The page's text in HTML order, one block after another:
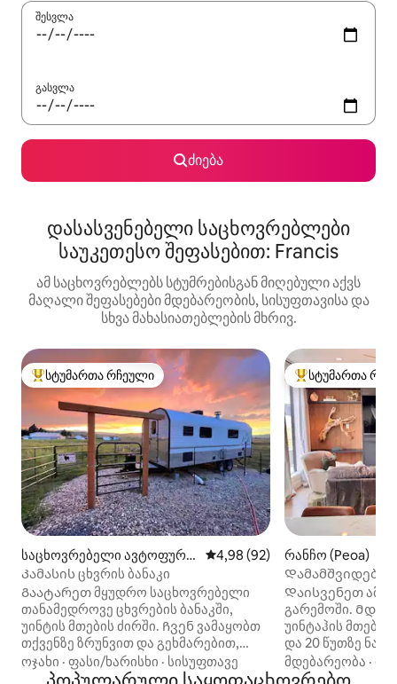
შესვლა
გასვლა
ძიება
დასასვენებელი საცხოვრებლები
საუკეთესო შეფასებით: Francis
ამ საცხოვრებლებს სტუმრებისგან მიღებული აქვს
მაღალი შეფასებები მდებარეობის, სისუფთავისა და
სხვა მახასიათებლების მხრივ.
სტუმართა რჩეული მოწინავე ვარიანტი
სტუმართა რჩეული
საცხოვრებელი ავტოფურგ
ონი (Kamas)
საშუალო შეფასებაა 5‑დან
4,98 (92)
Კამასის ცხვრის ბანაკი
Გაატარეთ მყუდრო საცხოვრებელი
თანამედროვე ცხვრების ბანაკში,
უინტის მთების ძირში. Ჩვენ ვამაყობთ
თქვენზე ზრუნვით და გეხმარებით,
თავი ისე იგრძნოთ, როგორც ამ
დიაპაზონში! ამ ინდივიდუალურ
ოჯახი · ფასი/ხარისხი · სისუფთავე
სტუმართა
სტუმართა
რანჩო (Peoa)
Დაისვენეთ ამ
გარემოში.
უინტაჰის
და 20 წუთზე
სიცოცხლით
ერთგვარი
მდებარეობა ·